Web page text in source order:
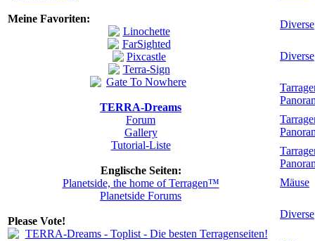
Meine Favoriten:
TERRA-Dreams
Forum
Gallery
Tutorial-Liste
Englische Seiten:
Planetside, the home of Terragen™
Planetside Forums
Please Vote!
Diverse
Diverse
Mäuse
Diverse